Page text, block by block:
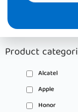
Product
Alcatel
Apple
Honor